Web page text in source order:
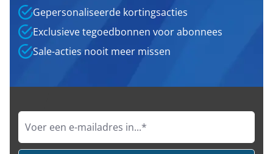
Gepersonaliseerde kortingsacties
Exclusieve tegoedbonnen voor abonnees
Sale-acties nooit meer missen